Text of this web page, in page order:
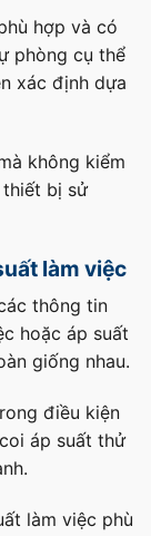
hợp và có
phòng cụ thể
xác định dựa
không kiểm
bị sử
làm việc
thông tin
hoặc áp suất
giống nhau.
điều kiện
áp suất thử
làm việc phù